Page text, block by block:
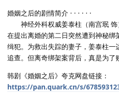
婚姻之后的剧情简介 · · · · · ·
神经外科权威姜泰柱（南宫珉 饰
在提出离婚的第二日突然遭到神秘绑
缉犯。为救出失踪的妻子，姜泰柱
追查。但离奇绑架案背后，真是为了
韩剧《婚姻之后》夸克网盘链接：
https://pan.quark.cn/s/